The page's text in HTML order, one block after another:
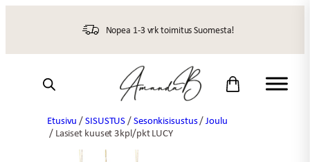
Nopea 1-3 vrk toimitus Suomesta!
Etusivu /SISUSTUS/Sesonkisisustus/Joulu
/ Lasiset kuuset 3kpl/pkt LUCY